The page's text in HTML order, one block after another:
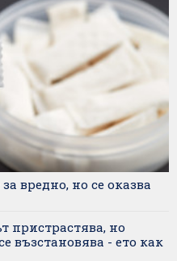
вредно, но се оказва
пристрастява, но
възстановява - ето как